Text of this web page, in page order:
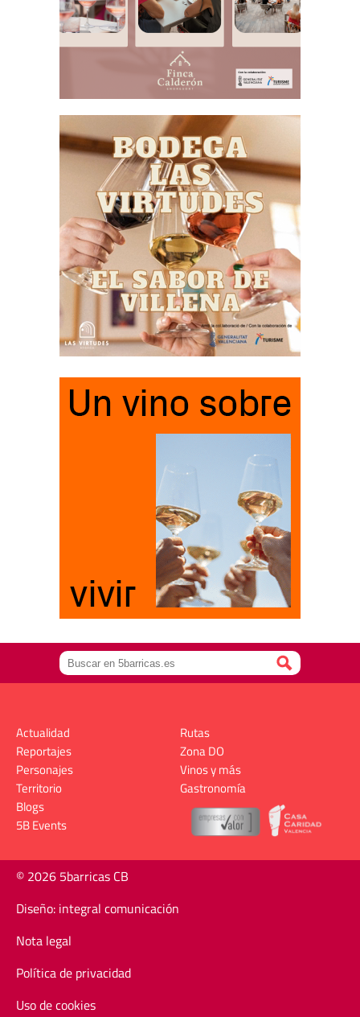
Actualidad
Reportajes
Personajes
Territorio
Rutas
Zona DO
Vinos y más
Gastronomía
Blogs
5B Events
© 2026 5barricas CB
Diseño: integral comunicación
Nota legal
Política de privacidad
Uso de cookies